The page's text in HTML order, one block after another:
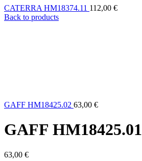
CATERRA HM18374.11 112,00 €
Back to products
GAFF HM18425.02 63,00 €
GAFF HM18425.01
63,00 €